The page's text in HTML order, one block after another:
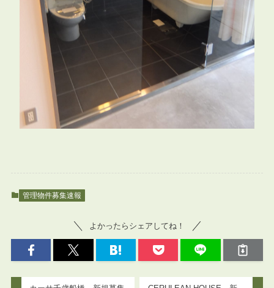
管理物件募集速報
よかったらシェアしてね！